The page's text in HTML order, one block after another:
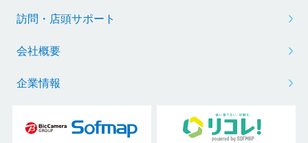
訪問・店頭サポート
会社概要
企業情報